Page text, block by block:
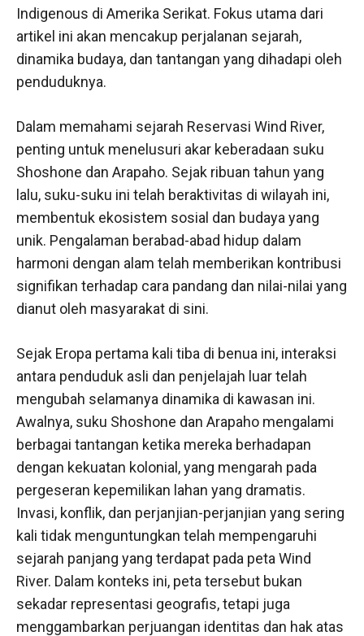
Indigenous di Amerika Serikat. Fokus utama dari
artikel ini akan mencakup perjalanan sejarah,
dinamika budaya, dan tantangan yang dihadapi oleh
penduduknya.
Dalam memahami sejarah Reservasi Wind River,
penting untuk menelusuri akar keberadaan suku
Shoshone dan Arapaho. Sejak ribuan tahun yang
lalu, suku-suku ini telah beraktivitas di wilayah ini,
membentuk ekosistem sosial dan budaya yang
unik. Pengalaman berabad-abad hidup dalam
harmoni dengan alam telah memberikan kontribusi
signifikan terhadap cara pandang dan nilai-nilai yang
dianut oleh masyarakat di sini.
Sejak Eropa pertama kali tiba di benua ini, interaksi
antara penduduk asli dan penjelajah luar telah
mengubah selamanya dinamika di kawasan ini.
Awalnya, suku Shoshone dan Arapaho mengalami
berbagai tantangan ketika mereka berhadapan
dengan kekuatan kolonial, yang mengarah pada
pergeseran kepemilikan lahan yang dramatis.
Invasi, konflik, dan perjanjian-perjanjian yang sering
kali tidak menguntungkan telah mempengaruhi
sejarah panjang yang terdapat pada peta Wind
River. Dalam konteks ini, peta tersebut bukan
sekadar representasi geografis, tetapi juga
menggambarkan perjuangan identitas dan hak atas